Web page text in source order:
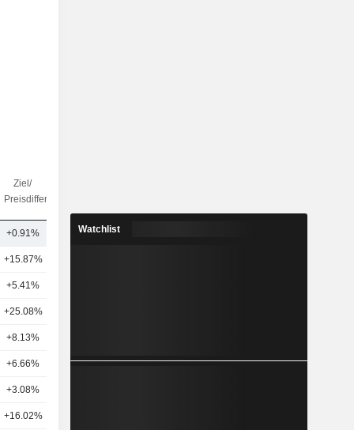
Ziel/
Preisdifferenz
+0.91%
+15.87%
+5.41%
+25.08%
+8.13%
+6.66% 14
+3.08%
+16.02%
Watchlist